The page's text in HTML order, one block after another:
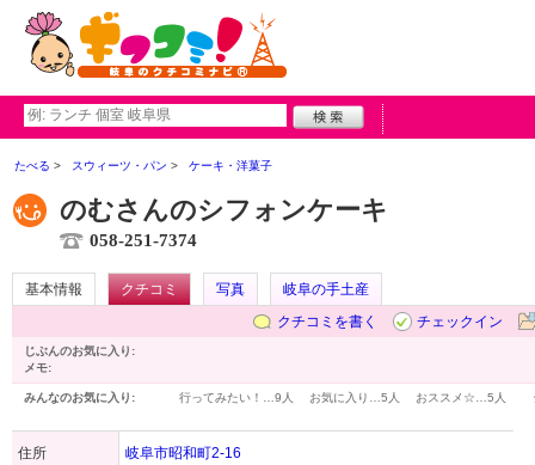
たべる スウィーツ・パン ケーキ・洋菓子
のむさんのシフォンケーキ
058-251-7374
基本情報 クチコミ 写真
岐阜の手土産
クチコミを書く
チェックイン
じぶんのお気に入り:
メモ:
みんなのお気に入り: 行ってみたい！… 9人 お気に入り… 5人 おススメ☆… 5人
住所 岐阜市昭和町2-16